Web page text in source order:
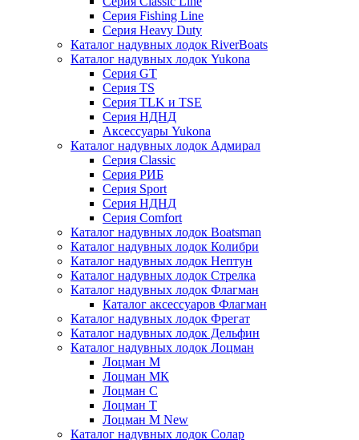
Серия Fishing Line
Серия Heavy Duty
Каталог надувных лодок RiverBoats
Каталог надувных лодок Yukona
Серия GT
Серия TS
Серия TLK и TSE
Серия НДНД
Аксессуары Yukona
Каталог надувных лодок Адмирал
Серия Classic
Серия РИБ
Серия Sport
Серия НДНД
Серия Comfort
Каталог надувных лодок Boatsman
Каталог надувных лодок Колибри
Каталог надувных лодок Нептун
Каталог надувных лодок Стрелка
Каталог надувных лодок Флагман
Каталог аксессуаров Флагман
Каталог надувных лодок Фрегат
Каталог надувных лодок Дельфин
Каталог надувных лодок Лоцман
Лоцман М
Лоцман МК
Лоцман С
Лоцман Т
Лоцман М New
Каталог надувных лодок Солар